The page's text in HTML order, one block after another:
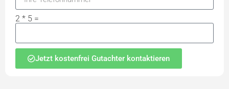
2 * 5 =
Jetzt kostenfrei Gutachter kontaktieren